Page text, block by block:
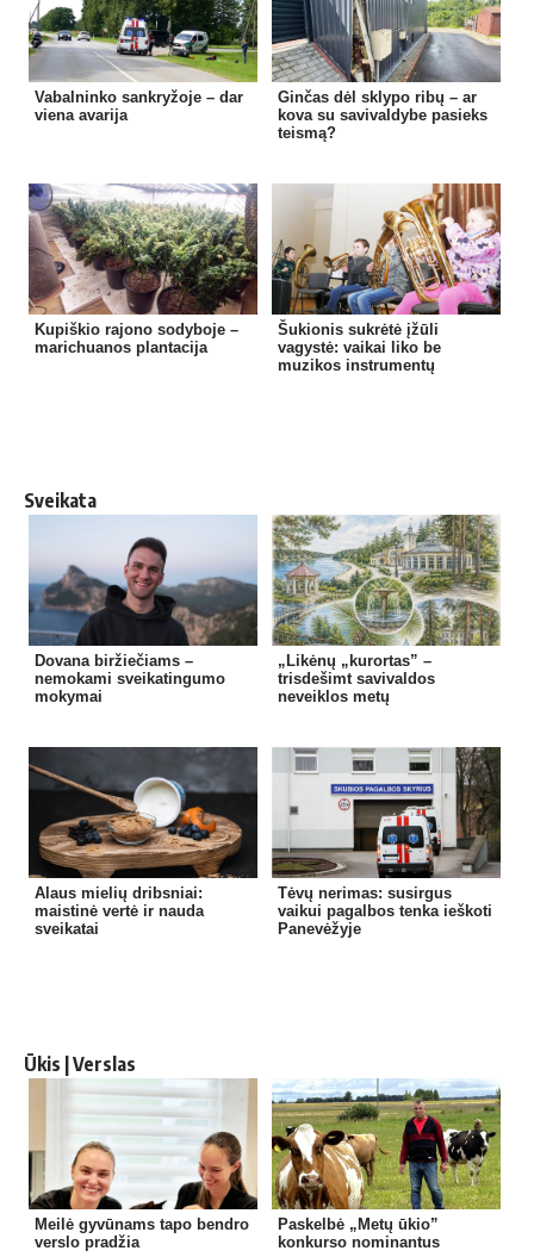
Vabalninko sankryžoje – dar
viena avarija
Ginčas dėl sklypo ribų – ar
kova su savivaldybe pasieks
teismą?
Kupiškio rajono sodyboje –
marichuanos plantacija
Šukionis sukrėtė įžūli
vagystė: vaikai liko be
muzikos instrumentų
Sveikata
Dovana biržiečiams –
nemokami sveikatingumo
mokymai
„Likėnų „kurortas” –
trisdešimt savivaldos
neveiklos metų
Alaus mielių dribsniai:
maistinė vertė ir nauda
sveikatai
Tėvų nerimas: susirgus
vaikui pagalbos tenka ieškoti
Panevėžyje
Ūkis | Verslas
Meilė gyvūnams tapo bendro
verslo pradžia
Paskelbė „Metų ūkio”
konkurso nominantus